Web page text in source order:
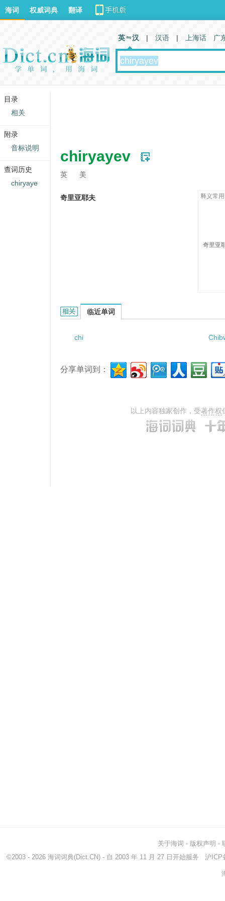
chiryayev
英 美
奇里亚耶夫 释义常
奇里亚
Chiryayev的相关资料：
临近单词
chi
分享单词到：
以上内容独家创作，受著作权
海词 权威词典 翻译
英 汉 | 汉语 | 上海话 广
关于海词 - 版权声明 -
©2003 - 2026 海词词典(Dict.CN) - 自 2003 年 11 月 27 日开始服务 沪ICP
目录
相关
附录
音标说明
查词历史
chiryaye